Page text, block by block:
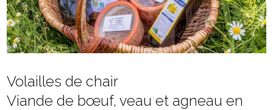
Volailles de chair
Viande de bœuf, veau et agneau en